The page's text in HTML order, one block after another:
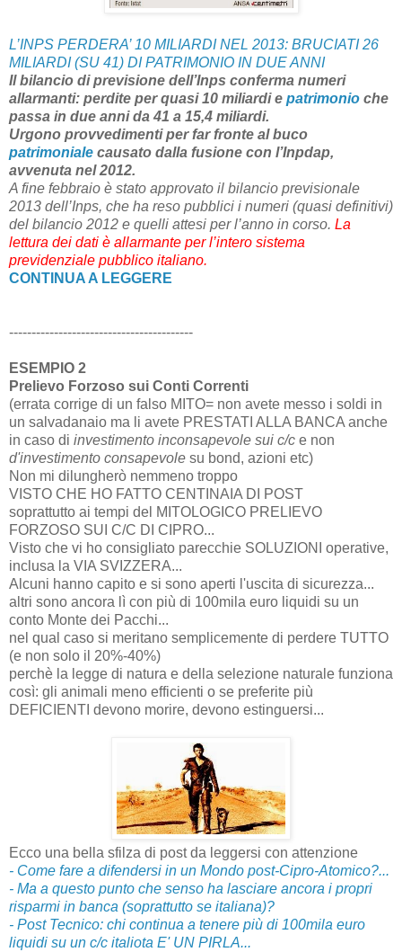
L’INPS PERDERA’ 10 MILIARDI NEL 2013: BRUCIATI 26
MILIARDI (SU 41) DI PATRIMONIO IN DUE ANNI
Il bilancio di previsione dell’Inps conferma numeri
allarmanti: perdite per quasi 10 miliardi e patrimonio che
passa in due anni da 41 a 15,4 miliardi.
Urgono provvedimenti per far fronte al buco
patrimoniale causato dalla fusione con l’Inpdap,
avvenuta nel 2012.
A fine febbraio è stato approvato il bilancio previsionale
2013 dell’Inps, che ha reso pubblici i numeri (quasi definitivi)
del bilancio 2012 e quelli attesi per l’anno in corso. La
lettura dei dati è allarmante per l’intero sistema
previdenziale pubblico italiano.
CONTINUA A LEGGERE
-----------------------------------------
ESEMPIO 2
Prelievo Forzoso sui Conti Correnti
(errata corrige di un falso MITO= non avete messo i soldi in
un salvadanaio ma li avete PRESTATI ALLA BANCA anche
in caso di investimento inconsapevole sui c/c e non
d'investimento consapevole su bond, azioni etc)
Non mi dilungherò nemmeno troppo
VISTO CHE HO FATTO CENTINAIA DI POST
soprattutto ai tempi del MITOLOGICO PRELIEVO
FORZOSO SUI C/C DI CIPRO...
Visto che vi ho consigliato parecchie SOLUZIONI operative,
inclusa la VIA SVIZZERA...
Alcuni hanno capito e si sono aperti l'uscita di sicurezza...
altri sono ancora lì con più di 100mila euro liquidi su un
conto Monte dei Pacchi...
nel qual caso si meritano semplicemente di perdere TUTTO
(e non solo il 20%-40%)
perchè la legge di natura e della selezione naturale funziona
così: gli animali meno efficienti o se preferite più
DEFICIENTI devono morire, devono estinguersi...
Ecco una bella sfilza di post da leggersi con attenzione
- Come fare a difendersi in un Mondo post-Cipro-Atomico?...
- Ma a questo punto che senso ha lasciare ancora i propri
risparmi in banca (soprattutto se italiana)?
- Post Tecnico: chi continua a tenere più di 100mila euro
liquidi su un c/c italiota E' UN PIRLA...